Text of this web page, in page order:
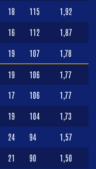
18 115 1,92
16 112 1,87
19 107 1,78
19 106 1,77
17 106 1,77
19 104 1,73
24 94 1,57
21 90 1,50